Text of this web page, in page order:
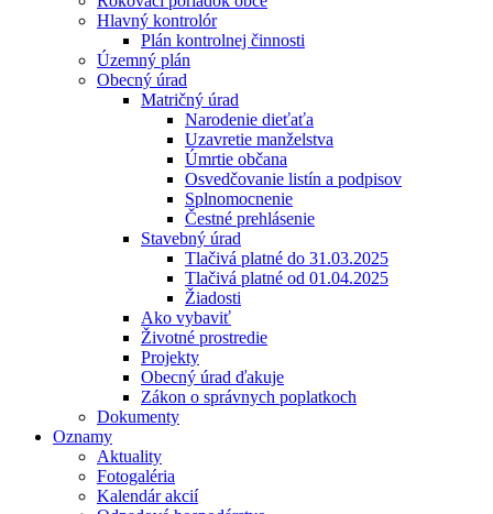
Hlavný kontrolór
Plán kontrolnej činnosti
Územný plán
Obecný úrad
Matričný úrad
Narodenie dieťaťa
Uzavretie manželstva
Úmrtie občana
Osvedčovanie listín a podpisov
Splnomocnenie
Čestné prehlásenie
Stavebný úrad
Tlačivá platné do 31.03.2025
Tlačivá platné od 01.04.2025
Žiadosti
Ako vybaviť
Životné prostredie
Projekty
Obecný úrad ďakuje
Zákon o správnych poplatkoch
Dokumenty
Oznamy
Aktuality
Fotogaléria
Kalendár akcií